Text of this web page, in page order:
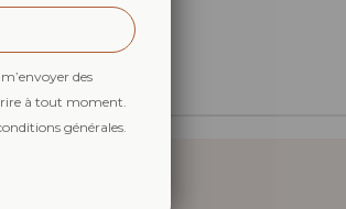
des
à tout moment.
générales.